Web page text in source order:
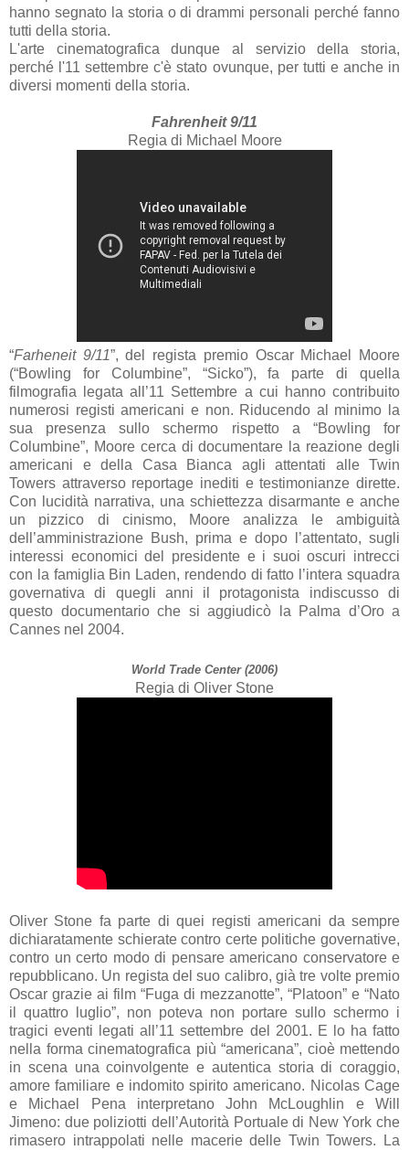
hanno segnato la storia o di drammi personali perché fanno
tutti della storia.
L'arte cinematografica dunque al servizio della storia,
perché l'11 settembre c'è stato ovunque, per tutti e anche in
diversi momenti della storia.
Fahrenheit 9/11
Regia di Michael Moore
“Farheneit 9/11”, del regista premio Oscar Michael Moore
(“Bowling for Columbine”, “Sicko”), fa parte di quella
filmografia legata all’11 Settembre a cui hanno contribuito
numerosi registi americani e non. Riducendo al minimo la
sua presenza sullo schermo rispetto a “Bowling for
Columbine”, Moore cerca di documentare la reazione degli
americani e della Casa Bianca agli attentati alle Twin
Towers attraverso reportage inediti e testimonianze dirette.
Con lucidità narrativa, una schiettezza disarmante e anche
un pizzico di cinismo, Moore analizza le ambiguità
dell’amministrazione Bush, prima e dopo l’attentato, sugli
interessi economici del presidente e i suoi oscuri intrecci
con la famiglia Bin Laden, rendendo di fatto l’intera squadra
governativa di quegli anni il protagonista indiscusso di
questo documentario che si aggiudicò
la Palma d’Oro a
Cannes nel 2004.
World Trade Center (2006)
Regia di Oliver Stone
Oliver Stone fa parte di quei registi americani da sempre
dichiaratamente schierate contro certe politiche governative,
contro un certo modo di pensare americano conservatore e
repubblicano. Un regista del suo calibro, già tre volte premio
Oscar grazie ai film “Fuga di mezzanotte”, “Platoon” e “Nato
il quattro luglio”, non poteva non portare sullo schermo i
tragici eventi legati all’11 settembre del 2001. E lo ha fatto
nella forma cinematografica più “americana”, cioè mettendo
in scena una coinvolgente e autentica storia di coraggio,
amore familiare e indomito spirito americano. Nicolas Cage
e Michael Pena interpretano John McLoughlin e Will
Jimeno: due poliziotti dell’Autorità Portuale di New York che
rimasero intrappolati nelle macerie delle Twin Towers. La